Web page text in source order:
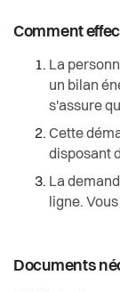
Comment
La
un bilan
s'assure
Cette
disposant
La
ligne.
Documents